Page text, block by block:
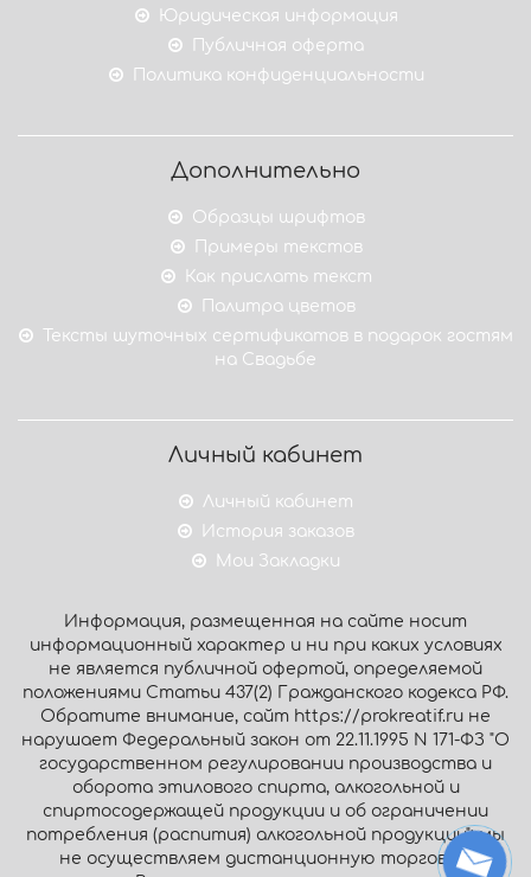
Юридическая информация
Публичная оферта
Политика конфиденциальности
Дополнительно
Образцы шрифтов
Примеры текстов
Как прислать текст
Палитра цветов
Тексты шуточных сертификатов в подарок гостям
на Свадьбе
Личный кабинет
Личный кабинет
История заказов
Мои Закладки
Информация, размещенная на сайте носит
информационный характер и ни при каких условиях
не является публичной офертой, определяемой
положениями Статьи 437(2) Гражданского кодекса РФ.
Обратите внимание, сайт https://prokreatif.ru не
нарушает Федеральный закон от 22.11.1995 N 171-ФЗ "О
государственном регулировании производства и
оборота этилового спирта, алкогольной и
спиртосодержащей продукции и об ограничении
потребления (распития) алкогольной продукции": мы
не осуществляем дистанционную торговлю